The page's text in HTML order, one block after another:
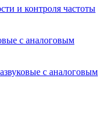
и контроля частоты
с аналоговым
с аналоговым